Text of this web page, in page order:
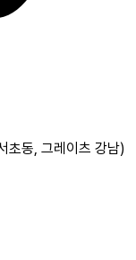
초동, 그레이츠 강남)